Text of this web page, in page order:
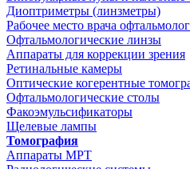
Диоптриметры (линзметры)
Рабочее место врача
Офтальмологические линзы
Аппараты для коррекции зрения
Ретинальные камеры
Оптические когерентные
Офтальмологические столы
Факоэмульсификаторы
Щелевые лампы
Томография
Аппараты МРТ